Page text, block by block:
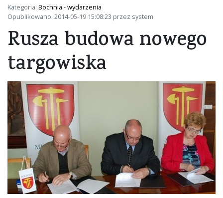
Kategoria: Bochnia - wydarzenia
Opublikowano: 2014-05-19 15:08:23 przez system
Rusza budowa nowego
targowiska